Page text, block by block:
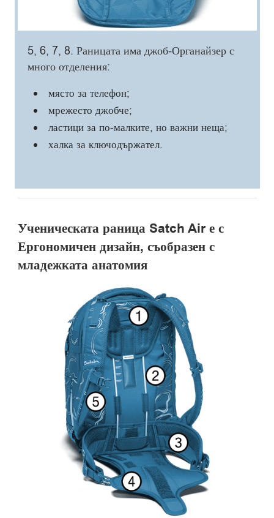
5, 6, 7, 8. Раницата има джоб-Органайзер с
много отделения:
място за телефон;
мрежесто джобче;
ластици за по-малките, но важни неща;
халка за ключодържател.
Ученическата раница Satch Air е с
Ергономичен дизайн, съобразен с
младежката анатомия